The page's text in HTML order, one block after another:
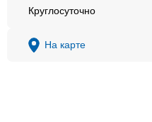
Круглосуточно
На карте